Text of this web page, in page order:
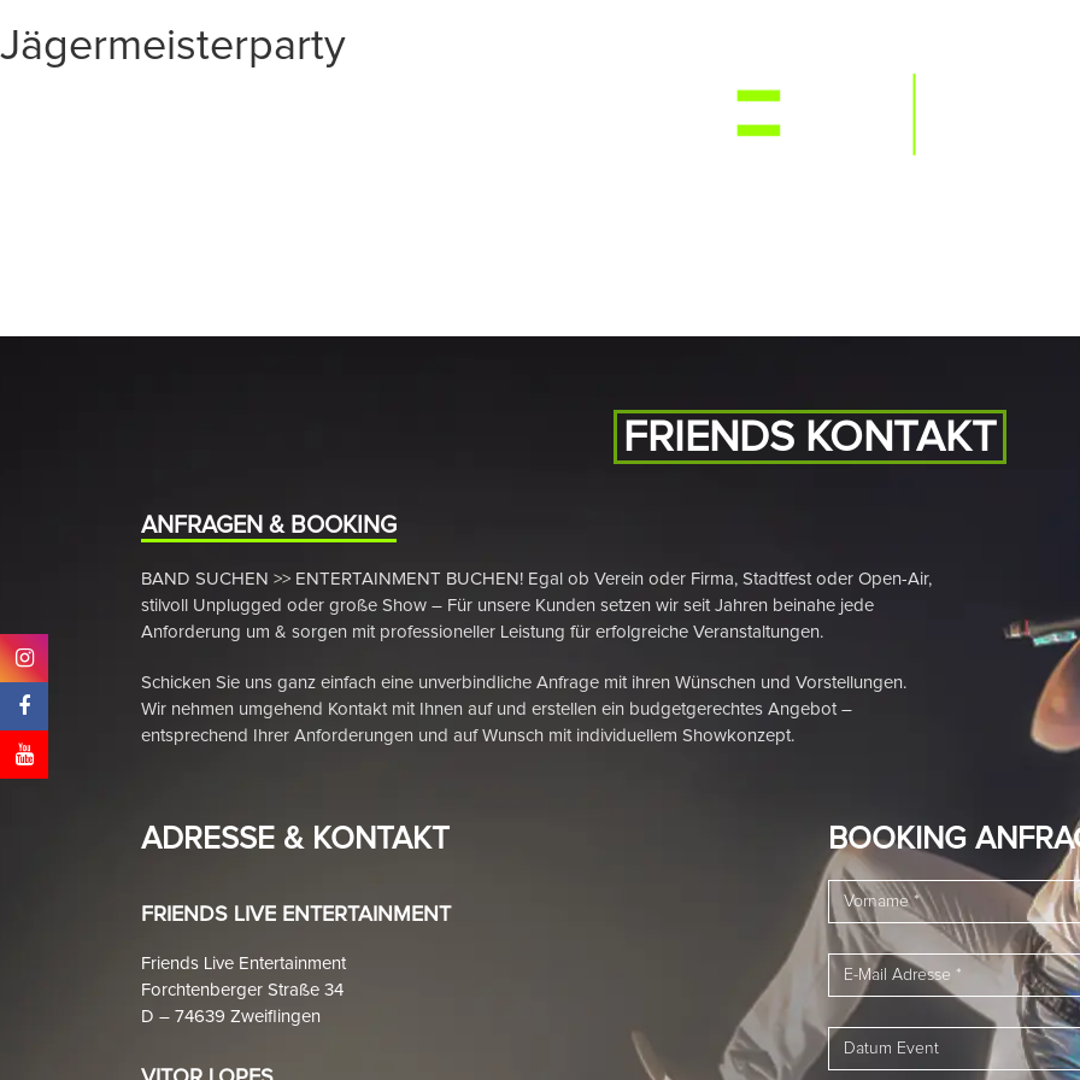
Jägermeisterparty
FRIENDS KONTAKT
ANFRAGEN & BOOKING
BAND SUCHEN >> ENTERTAINMENT BUCHEN! Egal ob Verein oder Firma, Stadtfest oder Open-Air,
stilvoll Unplugged oder große Show – Für unsere Kunden setzen wir seit Jahren beinahe jede
Anforderung um & sorgen mit professioneller Leistung für erfolgreiche Veranstaltungen.
Schicken Sie uns ganz einfach eine unverbindliche Anfrage mit ihren Wünschen und Vorstellungen.
Wir nehmen umgehend Kontakt mit Ihnen auf und erstellen ein budgetgerechtes Angebot –
entsprechend Ihrer Anforderungen und auf Wunsch mit individuellem Showkonzept.
ADRESSE & KONTAKT
FRIENDS LIVE ENTERTAINMENT
Friends Live Entertainment
Forchtenberger Straße 34
D – 74639 Zweiflingen
BOOKING